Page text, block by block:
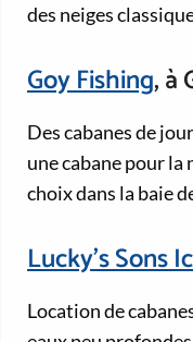
des neiges
Goy Fishing, à
Des cabanes de
une cabane pour la
choix dans la baie
Lucky’s Sons
Location de